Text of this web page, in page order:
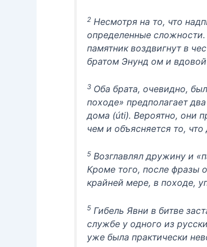
2 Несмотря на то, что
определенные сложности.
памятник воздвигнут в
братом Энунд ом и
3 Оба брата, очевидно,
походе» предполагает
дома (úti). Вероятно, они
чем и объясняется то,
5 Возглавлял дружину и
Кроме того, после фразы
крайней мере, в походе,
5 Гибель Явни в битве
службе у одного из
уже была практически